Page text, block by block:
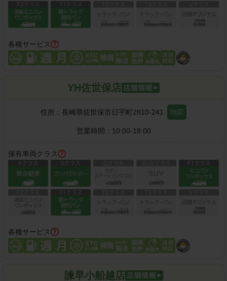
各種サービス
YH佐世保店
住所： 長崎県佐世保市日宇町2810-241 地図
営業時間： 10:00-18:00
保有車両クラス
各種サービス
諫早小船越店